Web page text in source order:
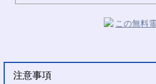
注意事項